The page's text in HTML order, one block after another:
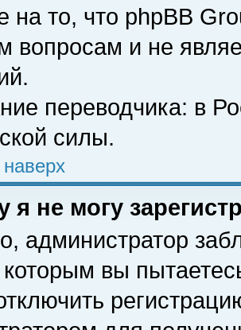
на то, что phpBB
вопросам и не
переводчика: в
силы.
я не могу
администратор
вы